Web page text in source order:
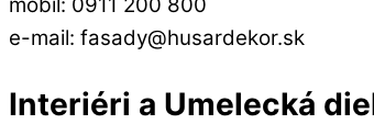
e-mail: fasady@husardekor.sk
Interiéri a Umelecká